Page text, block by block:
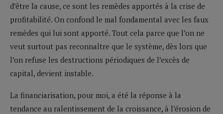
d’être la cause, ce sont les remèdes apportés à la crise de
profitabilité. On confond le mal fondamental avec les faux
remèdes qui lui sont apporté. Tout cela parce que l’on ne
veut surtout pas reconnaître que le système, dès lors que
l’on refuse les destructions périodiques de l’excès de
capital, devient instable.
La financiarisation, pour moi, a été la réponse à la
tendance au ralentissement de la croissance, à l’érosion de